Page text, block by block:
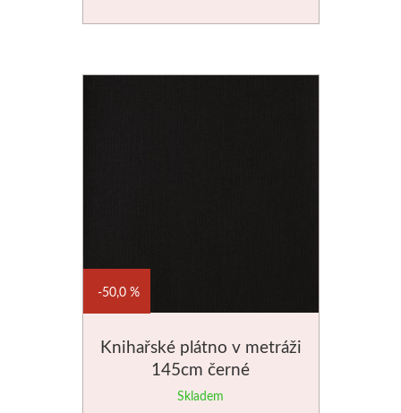
Knihařské plátno v metráži
145cm černé
Skladem
50,0 %